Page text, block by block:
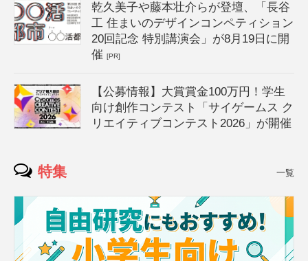
乾久美子や藤本壮介らが登壇、「長谷
工 住まいのデザインコンペティション
20回記念 特別講演会」が8月19日に開
催[PR]
【公募情報】大賞賞金100万円！学生
向け創作コンテスト「サイゲームス ク
リエイティブコンテスト2026」が開催
特集 一覧